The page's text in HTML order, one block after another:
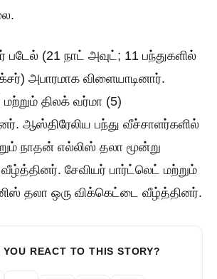
படேல் (21 நாட் அவுட்; 11 பந்துகளில்
அபாரமாக விளையாடினார்.
திலக் வர்மா (5)
ஆஸ்திரேலிய பந்து வீச்சாளர்களில்
நாதன் எல்லிஸ் தலா மூன்று
சேவியர் பார்ட்லெட் மற்றும்
தலா ஒரு விக்கெட்டை வீழ்த்தினர்.
YOU REACT TO THIS STORY?